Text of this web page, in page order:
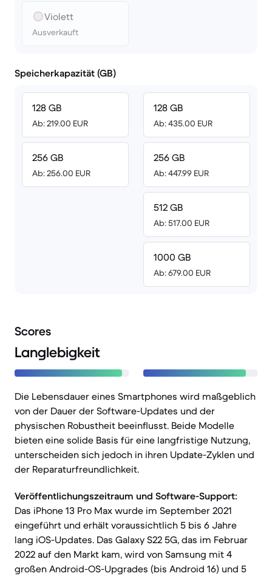
Violett
Ausverkauft
Speicherkapazität (GB)
128 GB
Ab: 219.00 EUR
256 GB
Ab: 256.00 EUR
128 GB
Ab: 435.00 EUR
256 GB
Ab: 447.99 EUR
512 GB
Ab: 517.00 EUR
1000 GB
Ab: 679.00 EUR
Scores
Langlebigkeit
Die Lebensdauer eines Smartphones wird maßgeblich
von der Dauer der Software-Updates und der
physischen Robustheit beeinflusst. Beide Modelle
bieten eine solide Basis für eine langfristige Nutzung,
unterscheiden sich jedoch in ihren Update-Zyklen und
der Reparaturfreundlichkeit.
Veröffentlichungszeitraum und Software-Support:
Das iPhone 13 Pro Max wurde im September 2021
eingeführt und erhält voraussichtlich 5 bis 6 Jahre
lang iOS-Updates. Das Galaxy S22 5G, das im Februar
2022 auf den Markt kam, wird von Samsung mit 4
großen Android-OS-Upgrades (bis Android 16) und 5